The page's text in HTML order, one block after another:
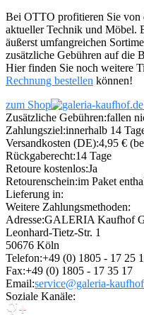
Bei OTTO profitieren Sie von
aktueller Technik und Möbel.
äußerst umfangreichen
zusätzliche Gebühren auf die
Hier finden Sie noch weitere
Rechnung bestellen können!
zum Shop
Zusätzliche Gebühren:fallen
Zahlungsziel:innerhalb 14
Versandkosten (DE):4,95 €
Rückgaberecht:14 Tage
Retoure kostenlos:Ja
Retourenschein:im Paket
Lieferung in:
Weitere Zahlungsmethoden:
Adresse:GALERIA Kaufhof
Leonhard-Tietz-Str. 1
50676 Köln
Telefon:+49 (0) 1805 - 17 25
Fax:+49 (0) 1805 - 17 35 17
Email:service@galeria-
Soziale Kanäle: